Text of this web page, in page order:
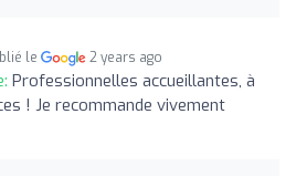
le 2 years ago
Professionnelles accueillantes, à
! Je recommande vivement